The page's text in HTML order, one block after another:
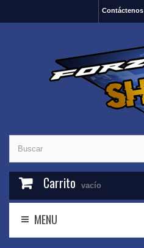
Contáctenos
Carrito vacío
MENU